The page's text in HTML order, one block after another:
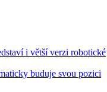
i větší verzi robotické
buduje svou pozici